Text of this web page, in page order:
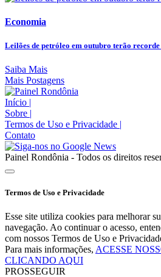
Economia
Leilões de petróleo em outubro terão recorde
Saiba Mais
Mais Postagens
Início
Sobre
Termos de Uso e Privacidade
Contato
Painel Rondônia - Todos os direitos
Termos de Uso e Privacidade
Esse site utiliza cookies para melhorar
navegação. Ao continuar o acesso,
com nossos Termos de Uso e
Para mais informações, ACESSE
CLICANDO AQUI
PROSSEGUIR